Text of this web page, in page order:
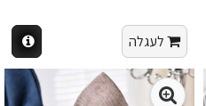
לעגלה